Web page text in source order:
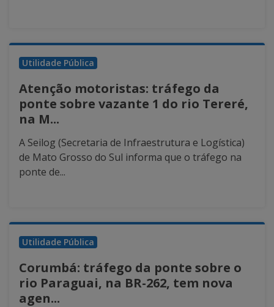
Utilidade Pública
Atenção motoristas: tráfego da
ponte sobre vazante 1 do rio Tereré,
na M...
A Seilog (Secretaria de Infraestrutura e Logística)
de Mato Grosso do Sul informa que o tráfego na
ponte de...
Utilidade Pública
Corumbá: tráfego da ponte sobre o
rio Paraguai, na BR-262, tem nova
agen...